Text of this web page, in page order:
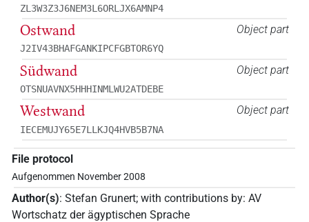
ZL3W3Z3J6NEM3L6ORLJX6AMNP4
Object part
Ostwand
J2IV43BHAFGANKIPCFGBTOR6YQ
Object part
Südwand
OTSNUAVNX5HHHINMLWU2ATDEBE
Object part
Westwand
IECEMUJY65E7LLKJQ4HVB5B7NA
File protocol
Aufgenommen November 2008
Author(s): Stefan Grunert; with contributions by: AV
Wortschatz der ägyptischen Sprache